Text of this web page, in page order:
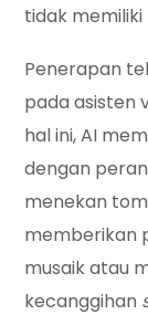
tidak
Penerapan
pada asisten
hal ini, AI
dengan
menekan
memberikan
musaik atau
kecanggihan